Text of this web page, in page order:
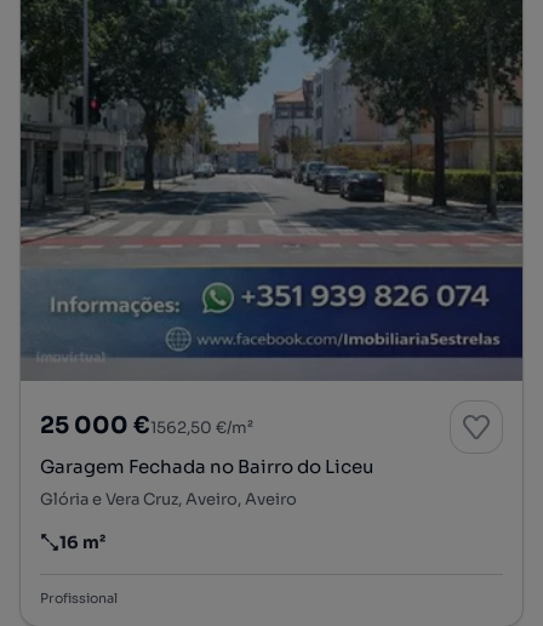
25 000 €1562,50 €/m²
Garagem Fechada no Bairro do Liceu
Glória e Vera Cruz, Aveiro, Aveiro
Preço por metro quadrado
16 m²
Profissional